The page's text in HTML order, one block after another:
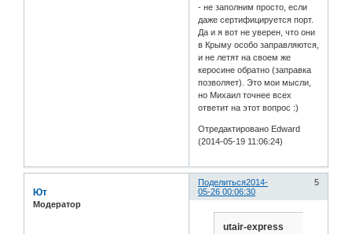
- не заполним просто, если
даже сертифицируется порт.
Да и я вот не уверен, что они
в Крыму особо заправляются,
и не летят на своем же
керосине обратно (заправка
позволяет). Это мои мысли,
но Михаил точнее всех
ответит на этот вопрос :)
Отредактировано Edward
(2014-05-19 11:06:24)
Поделиться 5
2014-
05-26 00:06:30
Ют
Модератор
utair-express